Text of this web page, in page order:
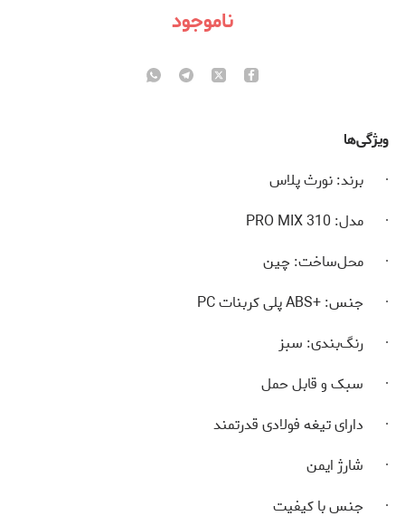
ناموجود
ویژگی‌ها
· برند: نورث پلاس
· مدل: PRO MIX 310
· محل‌ساخت: چین
· جنس: +ABS پلی کربنات PC
· رنگ‌بندی: سبز
· سبک و قابل حمل
· دارای تیغه فولادی قدرتمند
· شارژ ایمن
· جنس با کیفیت